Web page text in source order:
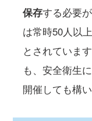
保存する必要
は常時50人以
とされていま
も、安全衛生
開催しても構い